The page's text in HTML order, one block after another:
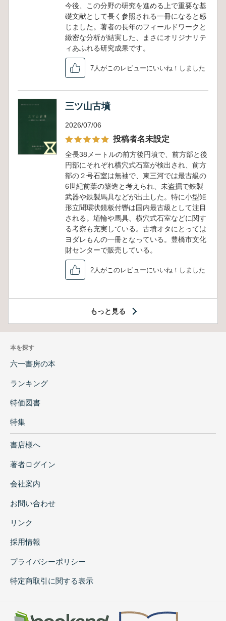
今後、この分野の研究を進める上で重要な基
礎文献として長く参照される一冊になると感
じました。著者の長年のフィールドワークと
緻密な分析が結実した、まさにオリジナリテ
ィあふれる研究成果です。
7人がこのレビューにいいね！しました
三ツ山古墳
2026/07/06
投稿者名未設定
全長38メートルの前方後円墳で、前方部と後
円部にそれぞれ横穴式石室が検出され、前方
部の２号石室は無袖で、東三河では最古級の
6世紀前葉の築造と考えられ、未盗掘で鉄製
武器や鉄製馬具などが出土した。特に小型矩
形立聞環状鏡板付轡は国内最古級として注目
される。埴輪や馬具、横穴式石室などに関す
る考察も充実している。古墳オタにとっては
ヨダレもんの一冊となっている。豊橋市文化
財センターで販売している。
2人がこのレビューにいいね！しました
もっと見る
本を探す
六一書房の本
ランキング
特価図書
特集
書店様へ
著者ログイン
会社案内
お問い合わせ
リンク
採用情報
プライバシーポリシー
特定商取引に関する表示